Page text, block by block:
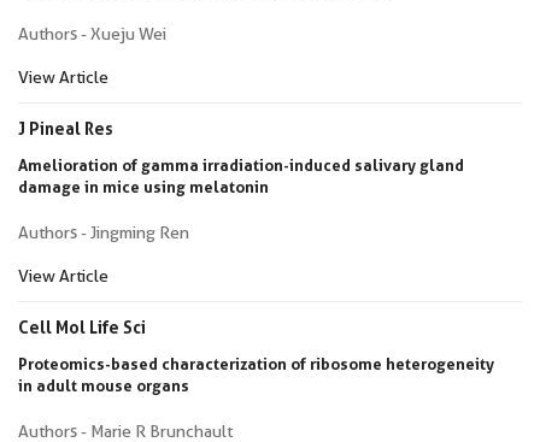
Authors - Xueju Wei
View Article
J Pineal Res
Amelioration of gamma irradiation-induced salivary gland
damage in mice using melatonin
Authors - Jingming Ren
View Article
Cell Mol Life Sci
Proteomics-based characterization of ribosome heterogeneity
in adult mouse organs
Authors - Marie R Brunchault